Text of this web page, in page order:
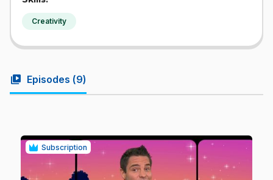
Creativity
video_library Episodes (9)
Subscription